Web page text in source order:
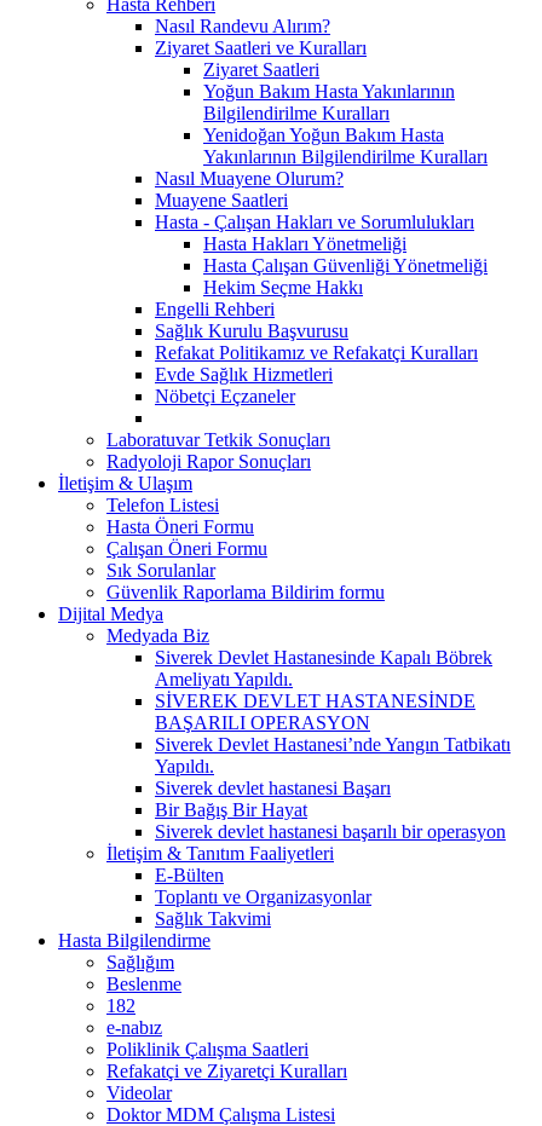
Nasıl Randevu Alırım?
Ziyaret Saatleri ve Kuralları
Ziyaret Saatleri
Yoğun Bakım Hasta Yakınlarının
Bilgilendirilme Kuralları
Yenidoğan Yoğun Bakım Hasta
Yakınlarının Bilgilendirilme Kuralları
Nasıl Muayene Olurum?
Muayene Saatleri
Hasta - Çalışan Hakları ve Sorumlulukları
Hasta Hakları Yönetmeliği
Hasta Çalışan Güvenliği Yönetmeliği
Hekim Seçme Hakkı
Engelli Rehberi
Sağlık Kurulu Başvurusu
Refakat Politikamız ve Refakatçi Kuralları
Evde Sağlık Hizmetleri
Nöbetçi Eçzaneler
Laboratuvar Tetkik Sonuçları
Radyoloji Rapor Sonuçları
İletişim & Ulaşım
Telefon Listesi
Hasta Öneri Formu
Çalışan Öneri Formu
Sık Sorulanlar
Güvenlik Raporlama Bildirim formu
Dijital Medya
Medyada Biz
Siverek Devlet Hastanesinde Kapalı Böbrek
Ameliyatı Yapıldı.
SİVEREK DEVLET HASTANESİNDE
BAŞARILI OPERASYON
Siverek Devlet Hastanesi’nde Yangın Tatbikatı
Yapıldı.
Siverek devlet hastanesi Başarı
Bir Bağış Bir Hayat
Siverek devlet hastanesi başarılı bir operasyon
İletişim & Tanıtım Faaliyetleri
E-Bülten
Toplantı ve Organizasyonlar
Sağlık Takvimi
Hasta Bilgilendirme
Sağlığım
Beslenme
182
e-nabız
Poliklinik Çalışma Saatleri
Refakatçi ve Ziyaretçi Kuralları
Videolar
Doktor MDM Çalışma Listesi